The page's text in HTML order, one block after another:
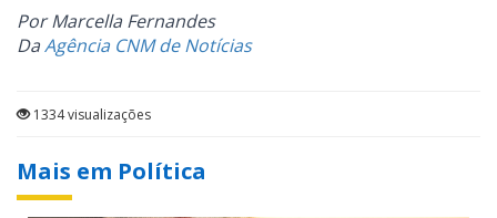
Por Marcella Fernandes
DaAgência CNM de Notícias
1334 visualizações
Mais em Política